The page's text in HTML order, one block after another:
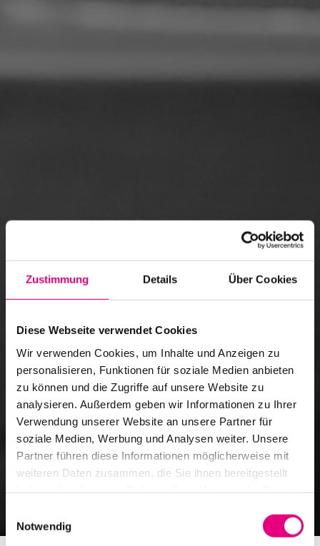
Zustimmung Details Über Cookies
Diese Webseite verwendet Cookies
Wir verwenden Cookies, um Inhalte und Anzeigen zu
personalisieren, Funktionen für soziale Medien anbieten
zu können und die Zugriffe auf unsere Website zu
analysieren. Außerdem geben wir Informationen zu Ihrer
Verwendung unserer Website an unsere Partner für
soziale Medien, Werbung und Analysen weiter. Unsere
Partner führen diese Informationen möglicherweise mit
weiteren Daten zusammen, die Sie ihnen bereitgestellt
Notwendig
Presse
Auf Anfrage aktuelle Informationen